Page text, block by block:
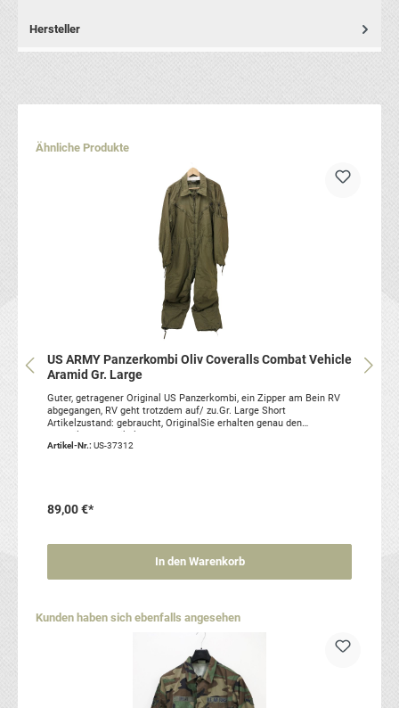
Hersteller
Produktgalerie überspringen
Ähnliche Produkte
US ARMY Panzerkombi Oliv Coveralls Combat Vehicle
Aramid Gr. Large
Guter, getragener Original US Panzerkombi, ein Zipper am Bein RV
abgegangen, RV geht trotzdem auf/ zu.Gr. Large Short
Artikelzustand: gebraucht, OriginalSie erhalten genau den
Artikel-Nr.: US-37312
89,00 €*
In den Warenkorb
Produktgalerie überspringen
Kunden haben sich ebenfalls angesehen